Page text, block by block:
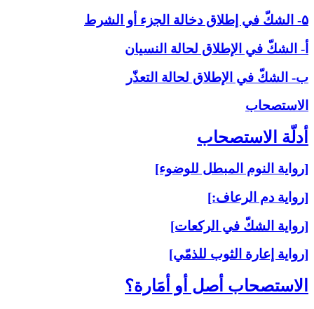
۵- الشكّ في إطلاق دخالة الجزء أو الشرط
أ- الشكّ في الإطلاق لحالة النسيان
ب- الشكّ في الإطلاق لحالة التعذّر
الاستصحاب‏
أدلّة الاستصحاب‏
[رواية النوم المبطل للوضوء]
[رواية دم الرعاف:]
[رواية الشكّ في الركعات]
[رواية إعارة الثوب للذمّي]
الاستصحاب أصل أو أمَارة؟